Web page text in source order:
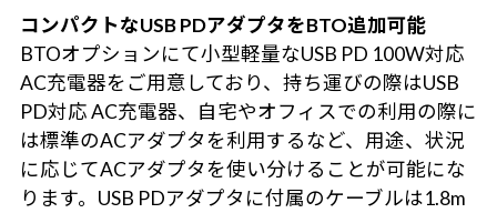
コンパクトなUSB PDアダプタをBTO追加可能
BTOオプションにて小型軽量なUSB PD 100W対応
AC充電器をご用意しており、持ち運びの際はUSB
PD対応 AC充電器、自宅やオフィスでの利用の際に
は標準のACアダプタを利用するなど、用途、状況
に応じてACアダプタを使い分けることが可能にな
ります。USB PDアダプタに付属のケーブルは1.8m